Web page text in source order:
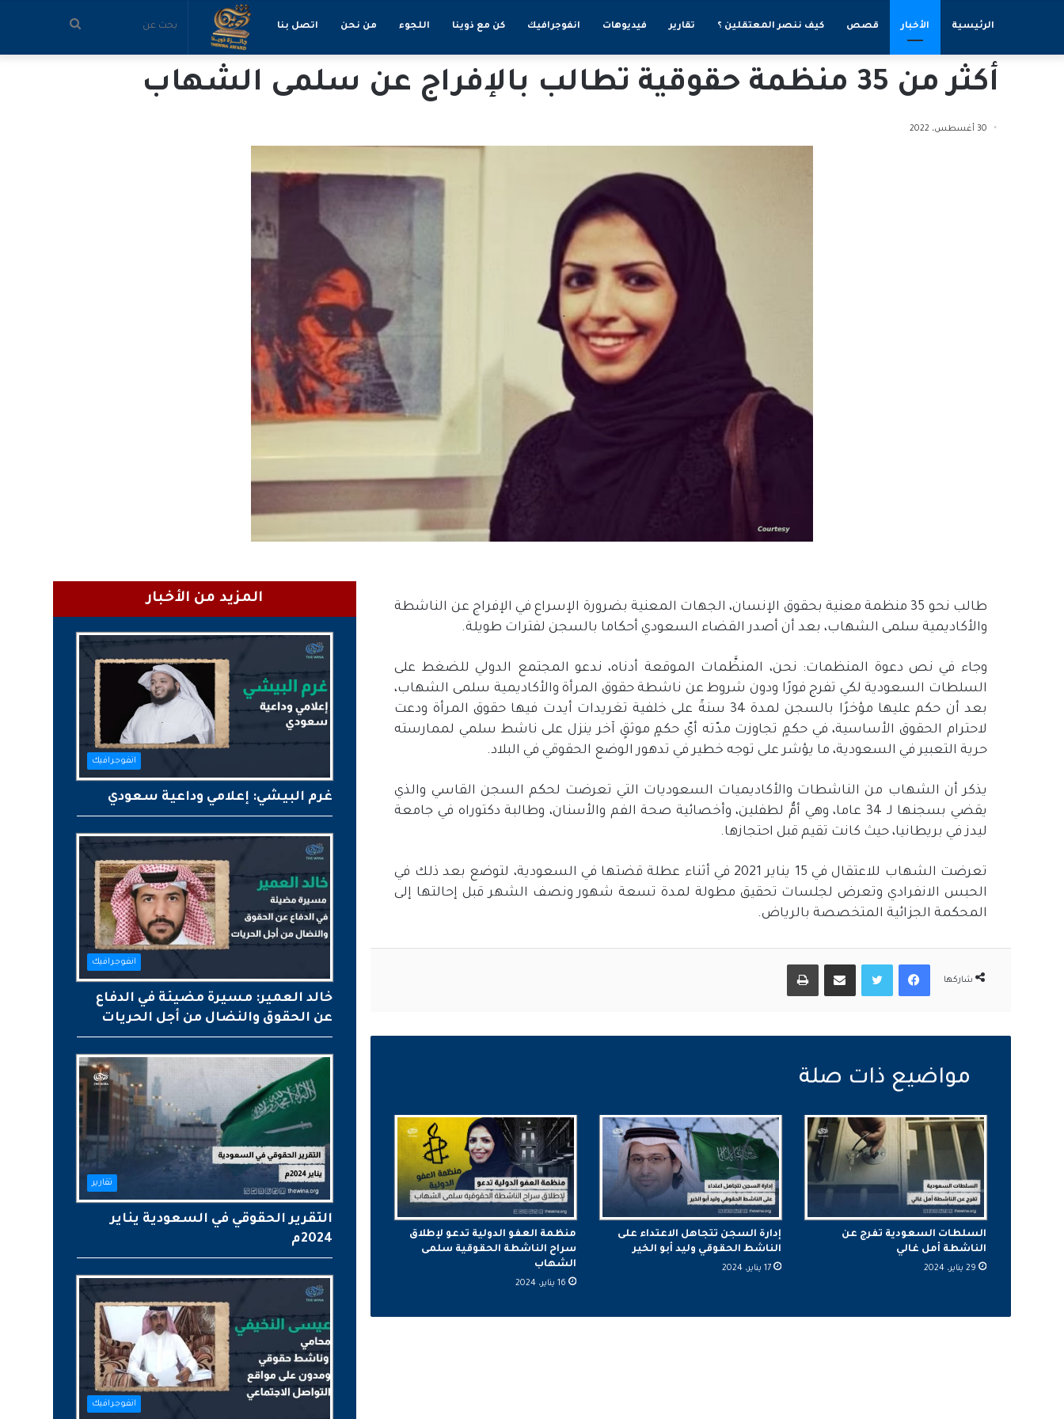
الرئيسية الأخبار قصص كيف ننصر المعتقلين ؟ تقارير فيديوهات انفوجرافيك كن مع ذوينا اللجوء من نحن اتصل بنا بحث
أكثر من 35 منظمة حقوقية تطالب بالإفراج عن سلمى الشهاب
30 أغسطس، 2022
طالب نحو 35 منظمة معنية بحقوق الإنسان، الجهات المعنية بضرورة الإسراع في الإفراج عن الناشطة
والأكاديمية سلمى الشهاب، بعد أن أصدر القضاء السعودي أحكاما بالسجن لفترات طويلة.
وجاء في نص دعوة المنظمات: نحن، المنظَّمات الموقعة أدناه، ندعو المجتمع الدولي للضغط على
السلطات السعودية لكي تفرج فورًا ودون شروط عن ناشطة حقوق المرأة والأكاديمية سلمى الشهاب،
بعد أن حكم عليها مؤخرًا بالسجن لمدة 34 سنةً على خلفية تغريدات أيدت فيها حقوق المرأة ودعت
لاحترام الحقوق الأساسية، في حكمٍ تجاوزت مدّته أيّ حكمٍ موثقٍ آخر ينزل على ناشط سلمي لممارسته
حرية التعبير في السعودية، ما يؤشر على توجه خطير في تدهور الوضع الحقوقي في البلاد.
يذكر أن الشهاب من الناشطات والأكاديميات السعوديات التي تعرضت لحكم السجن القاسي والذي
يقضي بسجنها لـ 34 عاما، وهي أمٌّ لطفلين، وأخصائية صحة الفم والأسنان، وطالبة دكتوراه في جامعة
ليدز في بريطانيا، حيث كانت تقيم قبل احتجازها.
تعرضت الشهاب للاعتقال في 15 يناير 2021 في أثناء عطلة قضتها في السعودية، لتوضع بعد ذلك في
الحبس الانفرادي وتعرض لجلسات تحقيق مطولة لمدة تسعة شهور ونصف الشهر قبل إحالتها إلى
المحكمة الجزائية المتخصصة بالرياض.
شاركها
فيسبوكتويتر مشاركة عبر البريد طباعة
السلطات السعودية تفرج عن
الناشطة أمل غالي
29 يناير، 2024
إدارة السجن تتجاهل الاعتداء على
الناشط الحقوقي وليد أبو الخير
17 يناير، 2024
منظمة العفو الدولية تدعو لإطلاق
سراح الناشطة الحقوقية سلمى
الشهاب
16 يناير، 2024
المزيد من الأخبار
انفوجرافيك
غرم البيشي: إعلامي وداعية سعودي
انفوجرافيك
خالد العمير: مسيرة مضيئة في الدفاع
عن الحقوق والنضال من أجل الحريات
تقارير
التقرير الحقوقي في السعودية يناير
2024م
انفوجرافيك